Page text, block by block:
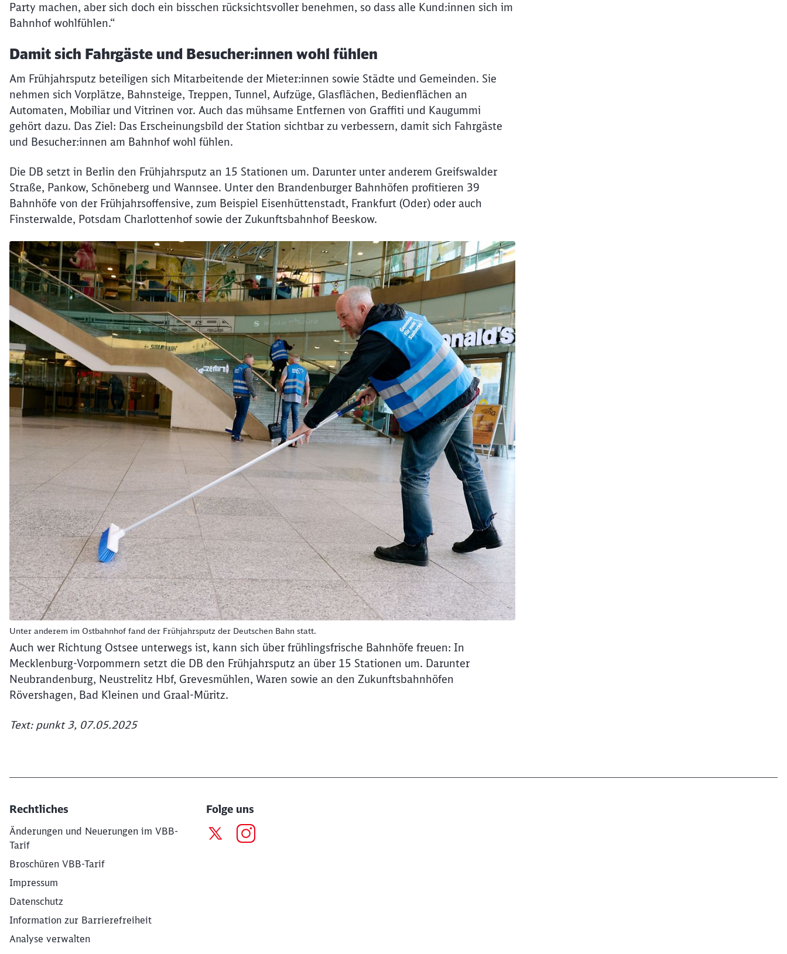
Party machen, aber sich doch ein bisschen rücksichtsvoller benehmen, so dass alle Kund:innen sich im
Bahnhof wohlfühlen.“
Damit sich Fahrgäste und Besucher:innen wohl fühlen
Am Frühjahrsputz beteiligen sich Mitarbeitende der Mieter:innen sowie Städte und Gemeinden. Sie
nehmen sich Vorplätze, Bahnsteige, Treppen, Tunnel, Aufzüge, Glasflächen, Bedienflächen an
Automaten, Mobiliar und Vitrinen vor. Auch das mühsame Entfernen von Graffiti und Kaugummi
gehört dazu. Das Ziel: Das Erscheinungsbild der Station sichtbar zu verbessern, damit sich Fahrgäste
und Besucher:innen am Bahnhof wohl fühlen.
Die DB setzt in Berlin den Frühjahrsputz an 15 Stationen um. Darunter unter anderem Greifswalder
Straße, Pankow, Schöneberg und Wannsee. Unter den Brandenburger Bahnhöfen profitieren 39
Bahnhöfe von der Frühjahrsoffensive, zum Beispiel Eisenhüttenstadt, Frankfurt (Oder) oder auch
Finsterwalde, Potsdam Charlottenhof sowie der Zukunftsbahnhof Beeskow.
Unter anderem im Ostbahnhof fand der Frühjahrsputz der Deutschen Bahn statt.
Auch wer Richtung Ostsee unterwegs ist, kann sich über frühlingsfrische Bahnhöfe freuen: In
Mecklenburg-Vorpommern setzt die DB den Frühjahrsputz an über 15 Stationen um. Darunter
Neubrandenburg, Neustrelitz Hbf, Grevesmühlen, Waren sowie an den Zukunftsbahnhöfen
Rövershagen, Bad Kleinen und Graal-Müritz.
Text: punkt 3, 07.05.2025
Rechtliches
Änderungen und Neuerungen im VBB-
Tarif
Broschüren VBB-Tarif
Impressum
Datenschutz
Information zur Barrierefreiheit
Analyse verwalten
Folge uns